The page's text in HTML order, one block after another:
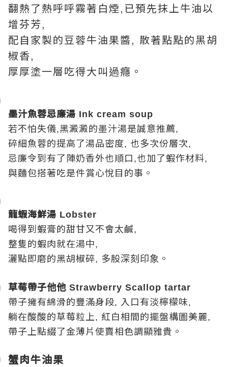
翻熱了熱呼呼霧著白煙, 已預先抹上牛油以
增芬芳,
配自家製的豆蓉牛油果醬, 散著點點的黑胡
椒香,
厚厚塗一層吃得大叫過癮。
墨汁魚蓉忌廉湯 Ink cream soup
若不怕失儀,黑澱澱的墨汁湯是誠意推薦,
碎細魚蓉的提高了湯品密度, 也多次份層次,
忌廉令到有了陣奶香外也順口 ,也加了蝦作材料,
與麵包搭著吃是件賞心悅目的事。
龍蝦海鮮湯 Lobster
喝得到蝦膏的甜甘又不會太鹹,
整隻的蝦肉就在湯中,
灑點即磨的黑胡椒碎, 多股深刻印象 。
草莓帶子他他 Strawberry Scallop tartar
帶子擁有綿滑的豐滿身段, 入口有淡檸檬味,
躺在酸酸的草莓粒上 , 紅白相間的擺盤構圖美麗,
帶子上點綴了金薄片使賣相色調顯雅貴。
蟹肉牛油果